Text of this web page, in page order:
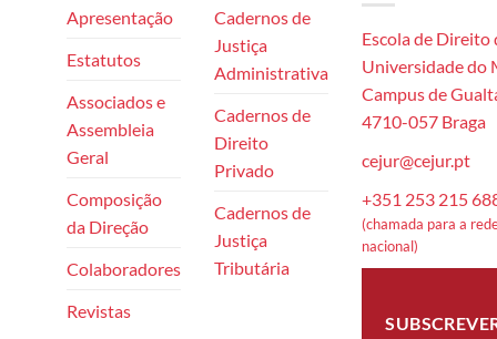
Apresentação
Estatutos
Associados e
Assembleia
Geral
Composição
da Direção
Colaboradores
Revistas
Cadernos de
Justiça
Administrativa
Cadernos de
Direito
Privado
Cadernos de
Justiça
Tributária
Escola de Direito
Universidade do
Campus de
4710-057 Braga
cejur@cejur.pt
+351 253 215
(chamada para a
nacional)